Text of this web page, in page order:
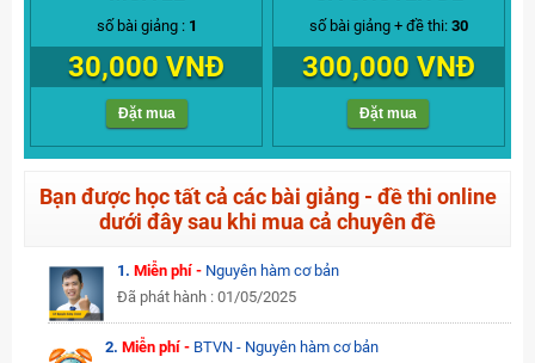
số bài giảng : 1
30,000 VNĐ
Đặt mua
số bài giảng + đề thi: 30
300,000 VNĐ
Đặt mua
Bạn được học tất cả các bài giảng - đề thi online
dưới đây sau khi mua cả chuyên đề
1. Miễn phí - Nguyên hàm cơ bản
Đã phát hành : 01/05/2025
2.Miễn phí - BTVN - Nguyên hàm cơ bản